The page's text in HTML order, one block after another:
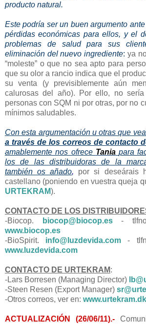
producto natural.
Este podría ser un buen argumento
pérdidas económicas para ellos, y el
problemas de salud para sus
eliminación del nuevo ingrediente: ya
“moleste” o que no sea apto para
que su olor a rancio indica que el
su venta (y previsiblemente aún
calurosas del año). Por ello, no
personas con SQM ni por otras, por no
mínimos saludables.
Con esta argumentación u otras que
a través de los correos de contacto
amablemente nos ofrece Tania para
los de las distribuidoras de la
también os añado, por si deseárais
castellano (poniendo en vuestra queja
URTEKRAM).
CONTACTO DE LOS
-Biocop.
biocop@biocop.es- tlfno.
www.biocop.es
-BioSpirit. info@luzdevida.com -
www.luzdevida.com
CONTACTO DE URTEKRAM:
-Lars Borresen (Managing Director)
-Steen Resen (Export Manager)
-Otros correos, ver en:
ACTUALIZACIÓN (26/06/11).-